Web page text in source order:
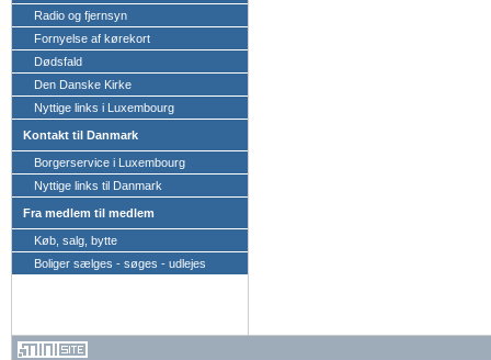
Radio og fjernsyn
Fornyelse af kørekort
Dødsfald
Den Danske Kirke
Nyttige links i Luxembourg
Kontakt til Danmark
Borgerservice i Luxembourg
Nyttige links til Danmark
Fra medlem til medlem
Køb, salg, bytte
Boliger sælges - søges - udlejes